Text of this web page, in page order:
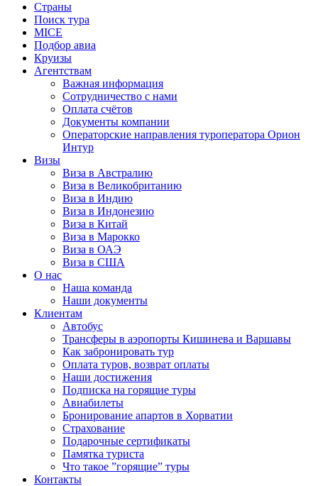
Страны
Поиск тура
MICE
Подбор авиа
Круизы
Агентствам
Важная информация
Сотрудничество с нами
Оплата счётов
Документы компании
Операторские направления туроператора Орион
Интур
Визы
Виза в Австралию
Виза в Великобританию
Виза в Индию
Виза в Индонезию
Виза в Китай
Виза в Марокко
Виза в ОАЭ
Виза в США
О нас
Наша команда
Наши документы
Клиентам
Автобус
Трансферы в аэропорты Кишинева и Варшавы
Как забронировать тур
Оплата туров, возврат оплаты
Наши достижения
Подписка на горящие туры
Авиабилеты
Бронирование апартов в Хорватии
Страхование
Подарочные сертификаты
Памятка туриста
Что такое ”горящие” туры
Контакты